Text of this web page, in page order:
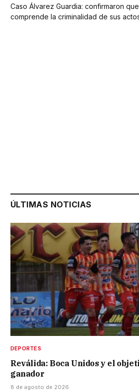
Caso Álvarez Guardia: confirmaron
comprende la criminalidad de sus
ÚLTIMAS NOTICIAS
DEPORTES
Reválida: Boca Unidos y el
ganador
8 de agosto de 2026